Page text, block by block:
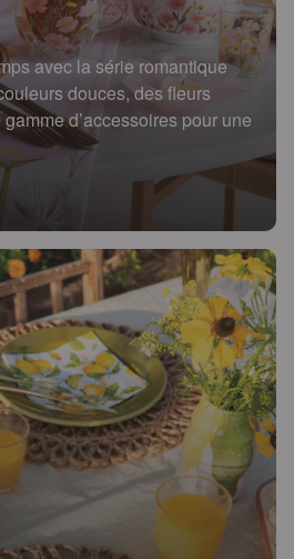
avec la série romantique
douces, des fleurs
d’accessoires pour une